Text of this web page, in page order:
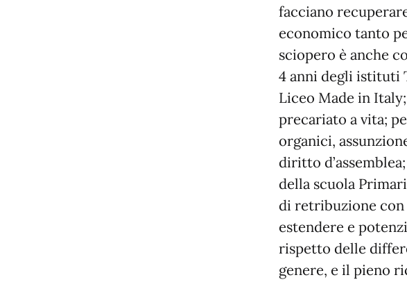
facciano
economico tanto
sciopero è anche
4 anni degli istituti
Liceo Made in
precariato a vita;
organici,
diritto
della scuola
di retribuzione
estendere e
rispetto delle
genere, e il pieno